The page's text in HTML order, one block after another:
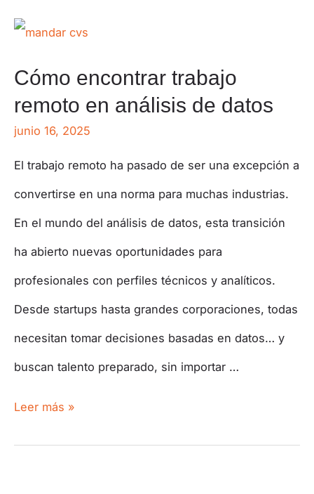
Cómo encontrar trabajo
remoto en análisis de datos
junio 16, 2025
El trabajo remoto ha pasado de ser una excepción a
convertirse en una norma para muchas industrias.
En el mundo del análisis de datos, esta transición
ha abierto nuevas oportunidades para
profesionales con perfiles técnicos y analíticos.
Desde startups hasta grandes corporaciones, todas
necesitan tomar decisiones basadas en datos… y
buscan talento preparado, sin importar …
Leer más »